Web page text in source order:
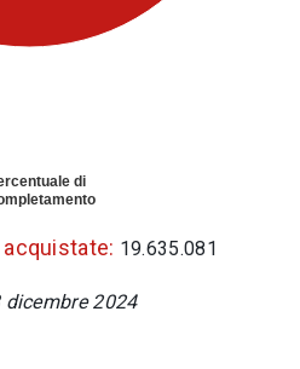
di
19.635.081
dicembre 2024